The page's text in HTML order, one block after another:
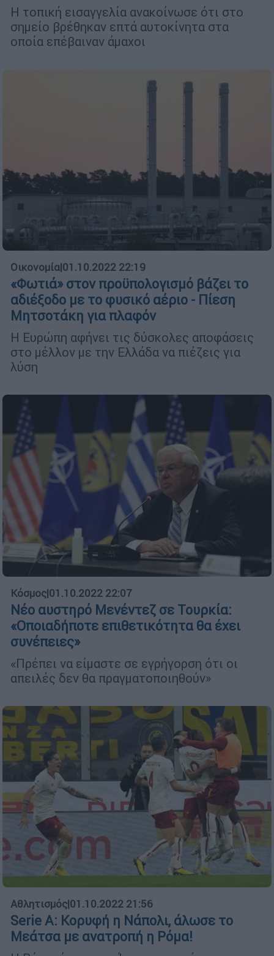
Η τοπική εισαγγελία ανακοίνωσε ότι στο
σημείο βρέθηκαν επτά αυτοκίνητα στα
οποία επέβαιναν άμαχοι
Οικονομία|01.10.2022 22:19
«Φωτιά» στον προϋπολογισμό βάζει το
αδιέξοδο με το φυσικό αέριο - Πίεση
Μητσοτάκη για πλαφόν
Η Ευρώπη αφήνει τις δύσκολες αποφάσεις
στο μέλλον με την Ελλάδα να πιέζεις για
λύση
Κόσμος|01.10.2022 22:07
Νέο αυστηρό Μενέντεζ σε Τουρκία:
«Οποιαδήποτε επιθετικότητα θα έχει
συνέπειες»
«Πρέπει να είμαστε σε εγρήγορση ότι οι
απειλές δεν θα πραγματοποιηθούν»
Αθλητισμός|01.10.2022 21:56
Serie A: Κορυφή η Νάπολι, άλωσε το
Μεάτσα με ανατροπή η Ρόμα!